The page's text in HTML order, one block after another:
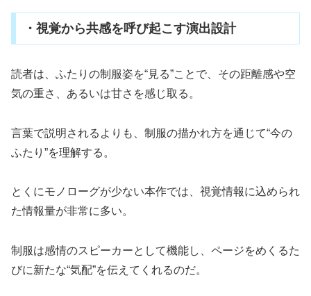
・視覚から共感を呼び起こす演出設計
読者は、ふたりの制服姿を“見る”ことで、その距離感や空
気の重さ、あるいは甘さを感じ取る。
言葉で説明されるよりも、制服の描かれ方を通じて“今の
ふたり”を理解する。
とくにモノローグが少ない本作では、視覚情報に込められ
た情報量が非常に多い。
制服は感情のスピーカーとして機能し、ページをめくるた
びに新たな“気配”を伝えてくれるのだ。